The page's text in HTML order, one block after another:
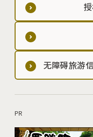
无障碍旅游
PR